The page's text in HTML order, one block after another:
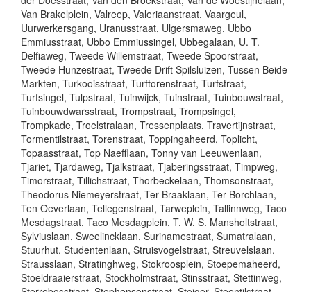
Van Brakelplein, Valreep, Valeriaanstraat, Vaargeul,
Uurwerkersgang, Uranusstraat, Ulgersmaweg, Ubbo
Emmiusstraat, Ubbo Emmiussingel, Ubbegalaan, U. T.
Delfiaweg, Tweede Willemstraat, Tweede Spoorstraat,
Tweede Hunzestraat, Tweede Drift Spilsluizen, Tussen Beide
Markten, Turkooisstraat, Turftorenstraat, Turfstraat,
Turfsingel, Tulpstraat, Tuinwijck, Tuinstraat, Tuinbouwstraat,
Tuinbouwdwarsstraat, Trompstraat, Trompsingel,
Trompkade, Troelstralaan, Tressenplaats, Travertijnstraat,
Tormentilstraat, Torenstraat, Toppingaheerd, Toplicht,
Topaasstraat, Top Naefflaan, Tonny van Leeuwenlaan,
Tjariet, Tjardaweg, Tjalkstraat, Tjaberingsstraat, Timpweg,
Timorstraat, Tillichstraat, Thorbeckelaan, Thomsonstraat,
Theodorus Niemeyerstraat, Ter Braaklaan, Ter Borchlaan,
Ten Oeverlaan, Tellegenstraat, Tarweplein, Tallinnweg, Taco
Mesdagstraat, Taco Mesdagplein, T. W. S. Mansholtstraat,
Sylviuslaan, Sweelincklaan, Surinamestraat, Sumatralaan,
Stuurhut, Studentenlaan, Struisvogelstraat, Streuvelslaan,
Strausslaan, Stratinghweg, Stokroosplein, Stoepemaheerd,
Stoeldraaierstraat, Stockholmstraat, Stinsstraat, Stettinweg,